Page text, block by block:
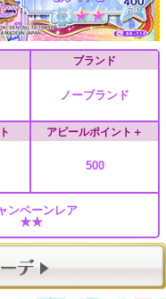
ブランド
ノーブランド
アピールポイント＋
500
ンペーンレア
★★